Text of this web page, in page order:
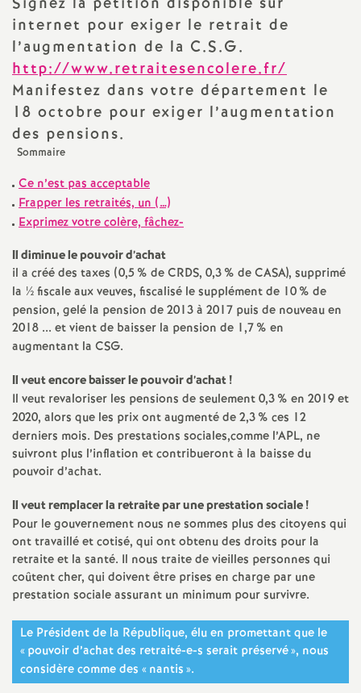
n
a
l
E
n
s
e
i
g
n
e
m
e
n
internet pour exiger le retrait de
l’augmentation de la C.S.G.
http://www.retraitesencolere.fr/
Manifestez dans votre département le
18 octobre pour exiger l’augmentation
des pensions.
Sommaire
Ce n’est pas acceptable
Frapper les retraités, un (…)
Exprimez votre colère, fâchez-
Il diminue le pouvoir d’achat
il a créé des taxes (0,5% de CRDS, 0,3% de CASA), supprimé
la ½ fiscale aux veuves, fiscalisé le supplément de 10% de
pension, gelé la pension de 2013 à 2017 puis de nouveau en
2018 ... et vient de baisser la pension de 1,7% en
augmentant la CSG.
Il veut encore baisser le pouvoir d’achat!
Il veut revaloriser les pensions de seulement 0,3% en 2019 et
2020, alors que les prix ont augmenté de 2,3% ces 12
derniers mois. Des prestations sociales,comme l’APL, ne
suivront plus l’inflation et contribueront à la baisse du
pouvoir d’achat.
Il veut remplacer la retraite par une prestation sociale!
Pour le gouvernement nous ne sommes plus des citoyens qui
ont travaillé et cotisé, qui ont obtenu des droits pour la
retraite et la santé. Il nous traite de vieilles personnes qui
coûtent cher, qui doivent être prises en charge par une
prestation sociale assurant un minimum pour survivre.
Le Président de la République, élu en promettant que le
«pouvoir d’achat des retraité-e-s serait préservé», nous
considère comme des «nantis».